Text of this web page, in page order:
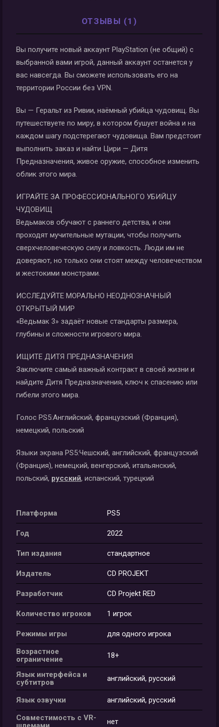
ОТЗЫВЫ (1)
Вы получите новый аккаунт PlayStation (не общий) с
выбранной вами игрой, данный аккаунт останется у
вас навсегда. Вы сможете использовать его на
территории России без VPN.
Вы — Геральт из Ривии, наёмный убийца чудовищ. Вы
путешествуете по миру, в котором бушует война и на
каждом шагу подстерегают чудовища. Вам предстоит
выполнить заказ и найти Цири — Дитя
Предназначения, живое оружие, способное изменить
облик этого мира.
ИГРАЙТЕ ЗА ПРОФЕССИОНАЛЬНОГО УБИЙЦУ
ЧУДОВИЩ
Ведьмаков обучают с раннего детства, и они
проходят мучительные мутации, чтобы получить
сверхчеловеческую силу и ловкость. Люди им не
доверяют, но только они стоят между человечеством
и жестокими монстрами.
ИССЛЕДУЙТЕ МОРАЛЬНО НЕОДНОЗНАЧНЫЙ
ОТКРЫТЫЙ МИР
«Ведьмак 3» задаёт новые стандарты размера,
глубины и сложности игрового мира.
ИЩИТЕ ДИТЯ ПРЕДНАЗНАЧЕНИЯ
Заключите самый важный контракт в своей жизни и
найдите Дитя Предназначения, ключ к спасению или
гибели этого мира.
Голос PS5:Английский, французский (Франция),
немецкий, польский
Языки экрана PS5:Чешский, английский, французский
(Франция), немецкий, венгерский, итальянский,
польский, русский, испанский, турецкий
Платформа PS5
Год 2022
Тип издания стандартное
Издатель CD PROJEKT
Разработчик CD Projekt RED
Количество игроков 1 игрок
Режимы игры
для одного игрока
Возрастное
ограничение
18+
Язык интерфейса и
субтитров
английский, русский
Язык озвучки
английский, русский
Совместимость с VR-
нет